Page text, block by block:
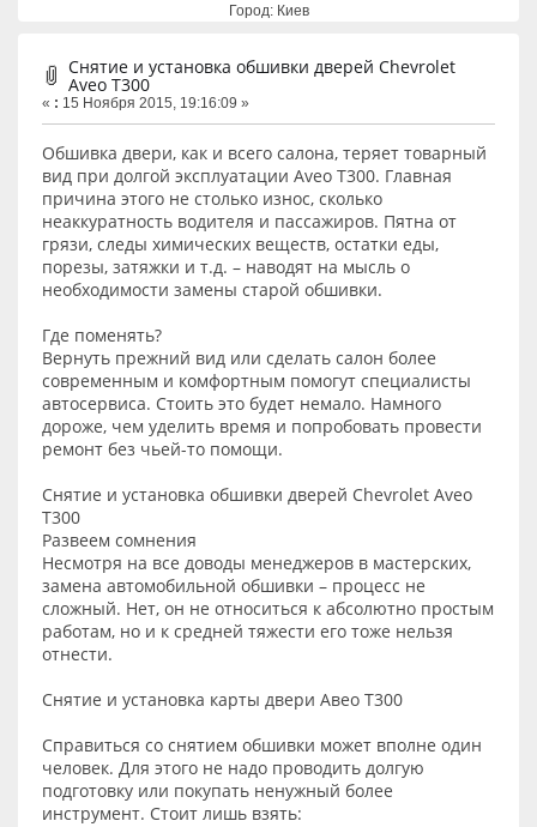
Город: Киев
Снятие и установка обшивки дверей Chevrolet
Aveo T300
« : 15 Ноября 2015, 19:16:09 »
Обшивка двери, как и всего салона, теряет товарный
вид при долгой эксплуатации Aveo T300. Главная
причина этого не столько износ, сколько
неаккуратность водителя и пассажиров. Пятна от
грязи, следы химических веществ, остатки еды,
порезы, затяжки и т.д. – наводят на мысль о
необходимости замены старой обшивки.
Где поменять?
Вернуть прежний вид или сделать салон более
современным и комфортным помогут специалисты
автосервиса. Стоить это будет немало. Намного
дороже, чем уделить время и попробовать провести
ремонт без чьей-то помощи.
Снятие и установка обшивки дверей Chevrolet Aveo
T300
Развеем сомнения
Несмотря на все доводы менеджеров в мастерских,
замена автомобильной обшивки – процесс не
сложный. Нет, он не относиться к абсолютно простым
работам, но и к средней тяжести его тоже нельзя
отнести.
Снятие и установка карты двери Авео Т300
Справиться со снятием обшивки может вполне один
человек. Для этого не надо проводить долгую
подготовку или покупать ненужный более
инструмент. Стоит лишь взять: